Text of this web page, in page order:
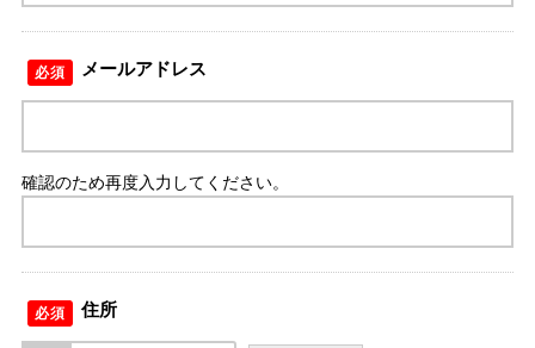
メールアドレス
必須
確認のため再度入力してください。
住所
必須